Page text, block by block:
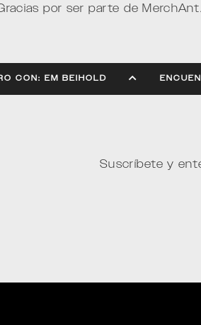
por ser parte de MerchAnt.
CON: EM BEIHOLD
Suscríbete y